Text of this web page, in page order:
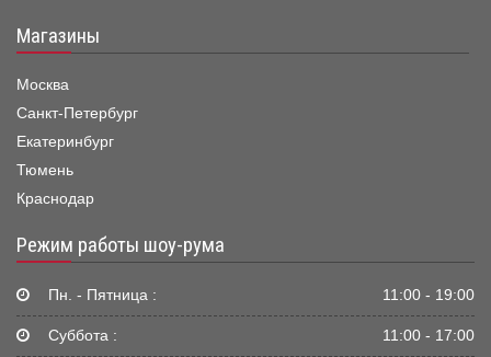
Магазины
Москва
Санкт-Петербург
Екатеринбург
Тюмень
Краснодар
Режим работы шоу-рума
Пн. - Пятница : 11:00 - 19:00
Суббота : 11:00 - 17:00